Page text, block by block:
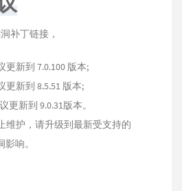
补丁链接，
更新到 7.0.100 版本;
更新到 8.5.51 版本;
更新到 9.0.31版本。
维护，请升级到最新受支持的
响。